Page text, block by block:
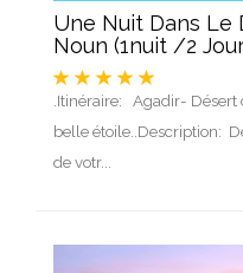
Une Nuit Dans Le
Noun (1nuit /2
.Itinéraire: Agadir- Désert
belle étoile..Description:
de votr...